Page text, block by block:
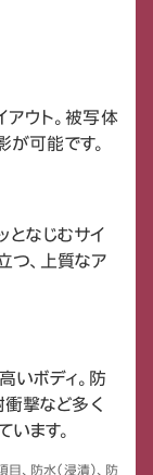
アウト。被写体
が可能です。
となじむサイ
つ、上質なア
いボディ。防
衝撃など多く
ます。
、防水（浸漬）、防